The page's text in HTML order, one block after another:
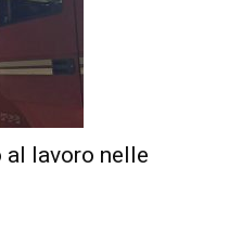
lavoro nelle